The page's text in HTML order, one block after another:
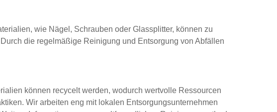
wie Nägel, Schrauben oder Glassplitter, können zu
die regelmäßige Reinigung und Entsorgung von Abfällen
können recycelt werden, wodurch wertvolle Ressourcen
Wir arbeiten eng mit lokalen Entsorgungsunternehmen